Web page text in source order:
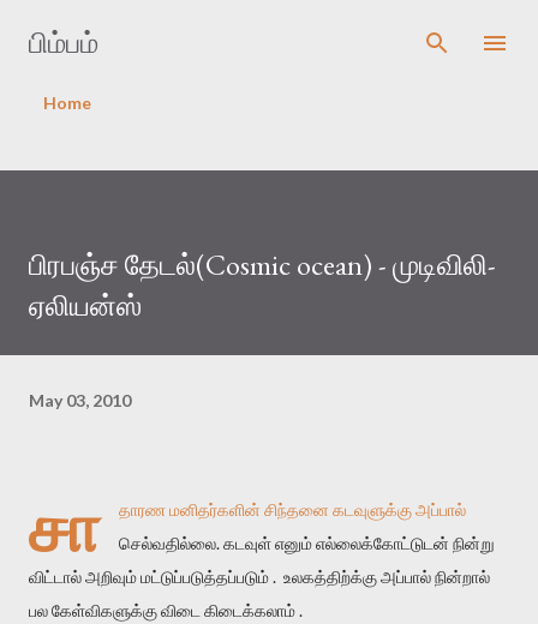
பிம்பம்
Home
பிரபஞ்ச தேடல்(Cosmic ocean) - முடிவிலி-
ஏலியன்ஸ்
May 03, 2010
சா
தாரண மனிதர்களின் சிந்தனை கடவுளுக்கு அப்பால்
செல்வதில்லை. கடவுள் எனும் எல்லைக்கோட்டுடன் நின்று
விட்டால் அறிவும் மட்டுப்படுத்தப்படும் . உலகத்திற்க்கு அப்பால் நின்றால்
பல கேள்விகளுக்கு விடை கிடைக்கலாம் .